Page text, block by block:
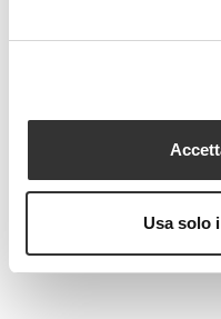
Usa solo
Strada della Pace, 29,
Parma | Italy
+39.0521.1522840
digital@beautyspa.it